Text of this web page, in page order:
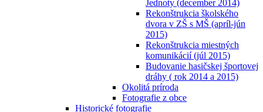
Jednoty (december 2014)
Rekonštrukcia školského
dvora v ZŠ s MŠ (apríl-jún
2015)
Rekonštrukcia miestných
komunikácií (júl 2015)
Budovanie hasičskej športovej
dráhy ( rok 2014 a 2015)
Okolitá príroda
Fotografie z obce
Historické fotografie